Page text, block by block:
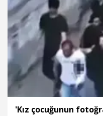
27.07.2026 Gündem